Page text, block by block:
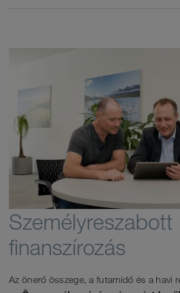
Személyreszabott
finanszírozás
Az önerő összege, a futamidő és a havi